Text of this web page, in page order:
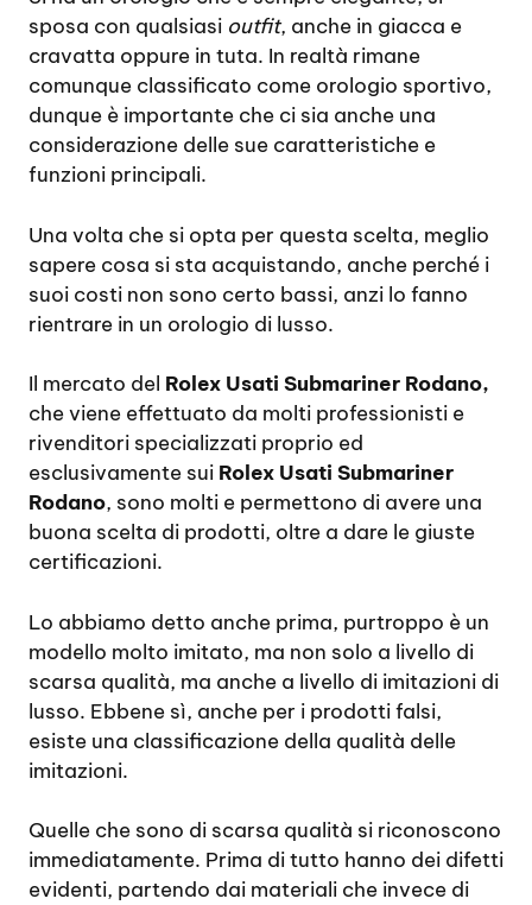
sposa con qualsiasi outfit, anche in giacca e
cravatta oppure in tuta. In realtà rimane
comunque classificato come orologio sportivo,
dunque è importante che ci sia anche una
considerazione delle sue caratteristiche e
funzioni principali.
Una volta che si opta per questa scelta, meglio
sapere cosa si sta acquistando, anche perché i
suoi costi non sono certo bassi, anzi lo fanno
rientrare in un orologio di lusso.
Il mercato del Rolex Usati Submariner Rodano,
che viene effettuato da molti professionisti e
rivenditori specializzati proprio ed
esclusivamente sui Rolex Usati Submariner
Rodano, sono molti e permettono di avere una
buona scelta di prodotti, oltre a dare le giuste
certificazioni.
Lo abbiamo detto anche prima, purtroppo è un
modello molto imitato, ma non solo a livello di
scarsa qualità, ma anche a livello di imitazioni di
lusso. Ebbene sì, anche per i prodotti falsi,
esiste una classificazione della qualità delle
imitazioni.
Quelle che sono di scarsa qualità si riconoscono
immediatamente. Prima di tutto hanno dei difetti
evidenti, partendo dai materiali che invece di